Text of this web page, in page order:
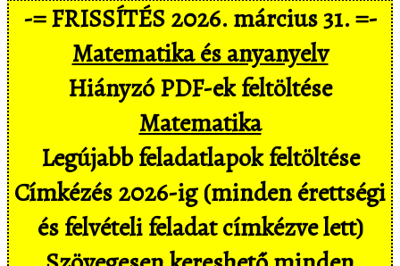
-= FRISSÍTÉS 2026. március 31. =-
Matematika és anyanyelv
Hiányzó PDF-ek feltöltése
Matematika
Legújabb feladatlapok feltöltése
Címkézés 2026-ig (minden érettségi
és felvételi feladat címkézve lett)